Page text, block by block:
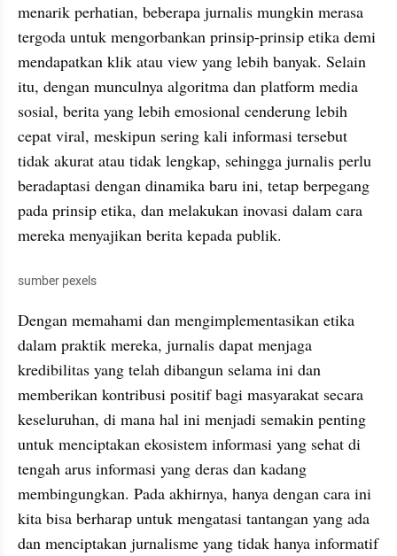
menarik perhatian, beberapa jurnalis mungkin merasa
tergoda untuk mengorbankan prinsip-prinsip etika demi
mendapatkan klik atau view yang lebih banyak. Selain
itu, dengan munculnya algoritma dan platform media
sosial, berita yang lebih emosional cenderung lebih
cepat viral, meskipun sering kali informasi tersebut
tidak akurat atau tidak lengkap, sehingga jurnalis perlu
beradaptasi dengan dinamika baru ini, tetap berpegang
pada prinsip etika, dan melakukan inovasi dalam cara
mereka menyajikan berita kepada publik.
sumber pexels
Dengan memahami dan mengimplementasikan etika
dalam praktik mereka, jurnalis dapat menjaga
kredibilitas yang telah dibangun selama ini dan
memberikan kontribusi positif bagi masyarakat secara
keseluruhan, di mana hal ini menjadi semakin penting
untuk menciptakan ekosistem informasi yang sehat di
tengah arus informasi yang deras dan kadang
membingungkan. Pada akhirnya, hanya dengan cara ini
kita bisa berharap untuk mengatasi tantangan yang ada
dan menciptakan jurnalisme yang tidak hanya informatif